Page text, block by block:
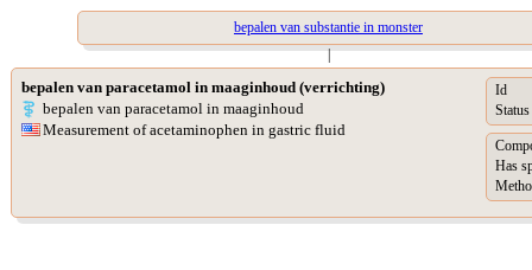
bepalen van substantie in monster
|
bepalen van paracetamol in maaginhoud (verrichting)
bepalen van paracetamol in maaginhoud
Measurement of acetaminophen in gastric fluid
Id
Status
Has